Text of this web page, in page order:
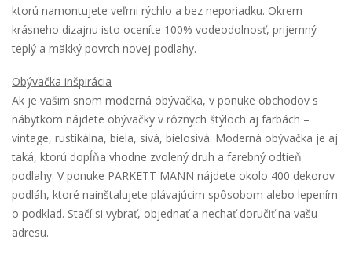
ktorú namontujete veľmi rýchlo a bez neporiadku. Okrem
krásneho dizajnu isto oceníte 100% vodeodolnosť, prijemný
teplý a mäkký povrch novej podlahy.
Obývačka inšpirácia
Ak je vašim snom moderná obývačka, v ponuke obchodov s
nábytkom nájdete obývačky v rôznych štýloch aj farbách –
vintage, rustikálna, biela, sivá, bielosivá. Moderná obývačka je aj
taká, ktorú dopĺňa vhodne zvolený druh a farebný odtieň
podlahy. V ponuke PARKETT MANN nájdete okolo 400 dekorov
podláh, ktoré nainštalujete plávajúcim spôsobom alebo lepením
o podklad. Stačí si vybrať, objednať a nechať doručiť na vašu
adresu.